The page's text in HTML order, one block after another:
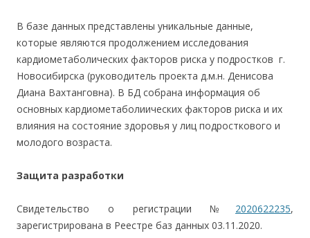
В базе данных представлены уникальные данные,
которые являются продолжением исследования
кардиометаболических факторов риска у подростков г.
Новосибирска (руководитель проекта д.м.н. Денисова
Диана Вахтанговна). В БД собрана информация об
основных кардиометаболиических факторов риска и их
влияния на состояние здоровья у лиц подросткового и
молодого возраста.
Защита разработки
Свидетельство о регистрации № 2020622235,
зарегистрирована в Реестре баз данных 03.11.2020.